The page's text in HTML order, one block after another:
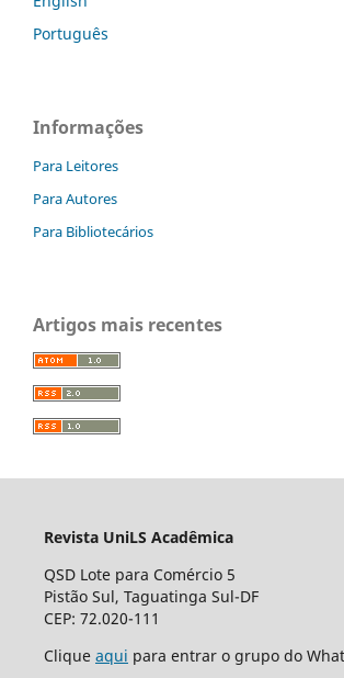
Português
Informações
Para Leitores
Para Autores
Para Bibliotecários
Artigos mais recentes
Revista UniLS Acadêmica
QSD Lote para Comércio 5
Pistão Sul, Taguatinga Sul-DF
CEP: 72.020-111
Clique aqui para entrar o grupo do